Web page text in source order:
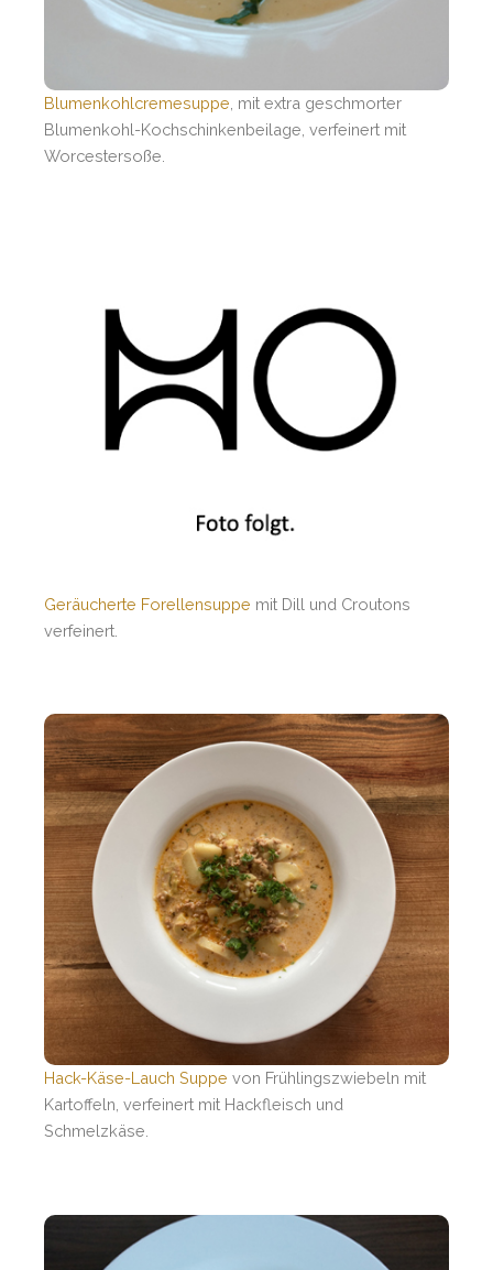
Blumenkohlcremesuppe , mit extra geschmorter
Blumenkohl-Kochschinkenbeilage, verfeinert mit
Worcestersoße.
Geräucherte Forellensuppe mit Dill und Croutons
verfeinert.
Hack-Käse-Lauch Suppe von Frühlingszwiebeln mit
Kartoffeln, verfeinert mit Hackfleisch und
Schmelzkäse.